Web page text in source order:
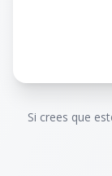
Si crees que